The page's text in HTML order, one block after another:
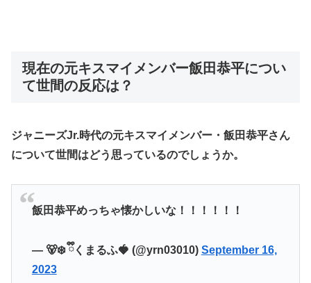
現在の元キスマイメンバー飯田恭平につい
て世間の反応は？
ジャニーズJr.時代の元キスマイメンバー・飯田恭平さん
について世間はどう思っているのでしょうか。
飯田恭平めっちゃ懐かしいな！！！！！！
— 🐻‍❄️ ྀིくまるふ🍓 (@yrn03010) September 16,
2023